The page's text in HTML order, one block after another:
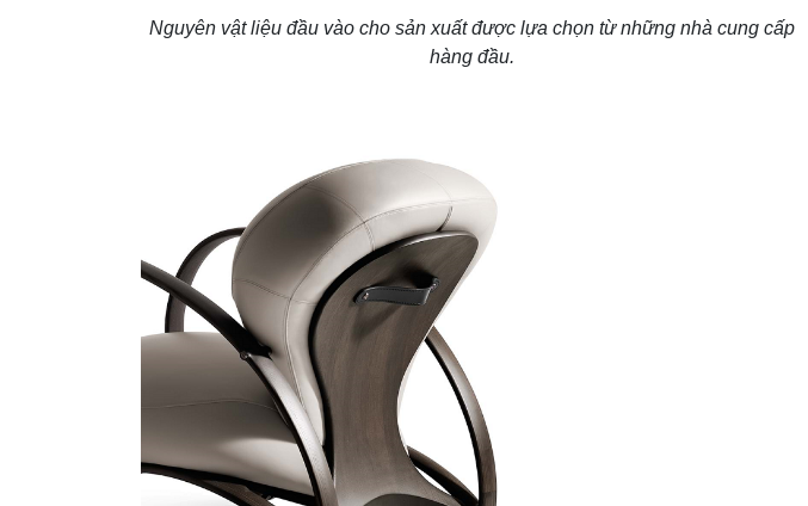
Nguyên vật liệu đầu vào cho sản xuất được lựa chọn từ những nhà cung cấp
hàng đầu.